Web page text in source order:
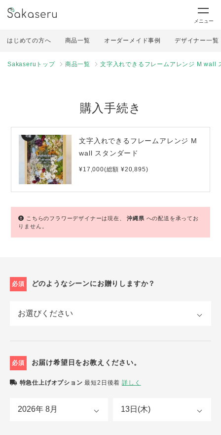
メニュー
はじめての方へ 商品一覧 オーダーメイド事例 デザイナー一覧
Sakaseruトップ 商品一覧 文字入れできるフレームアレンジ M wall
購入手続き
文字入れできるフレームアレンジ M
wall スタンダード
¥17,000(総額 ¥20,895)
こちらのフラワーデザイナーは現在、沖縄県 への配送を承ってお
りません。
必須 どのようなシーンにお贈りしますか？
必須 お届け希望日をお教えください。
特急仕上げオプション 最短2日後着詳しく